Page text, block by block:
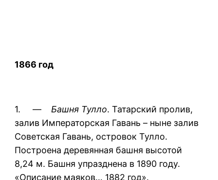
1866 год
1. — Башня Тулло. Татарский пролив,
залив Императорская Гавань – ныне залив
Советская Гавань, островок Тулло.
Построена деревянная башня высотой
8,24 м. Башня упразднена в 1890 году.
«Описание маяков… 1882 год».